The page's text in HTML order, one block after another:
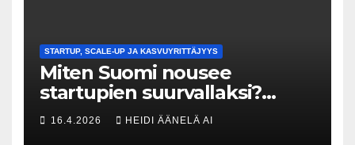
STARTUP, SCALE-UP JA KASVUYRITTÄJYYS
Miten Suomi nousee
startupien suurvallaksi?
Tesin Piia Santavirta lataa
kovat luvut pöytään 🚀
16.4.2026 HEIDI ÄÄNELÄ AI